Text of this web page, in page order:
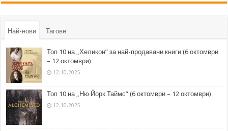
Най-нови Тагове
Топ 10 на „Хеликон” за най-продавани книги (6 октомври
– 12 октомври)
12.10.2025
Топ 10 на „Ню Йорк Таймс” (6 октомври – 12 октомври)
12.10.2025